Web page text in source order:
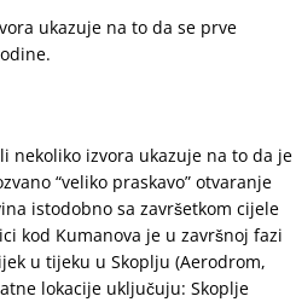
ukazuje na to da se prve
nekoliko izvora ukazuje na to da je
“veliko praskavo” otvaranje
istodobno sa završetkom cijele
kod Kumanova je u završnoj fazi
u tijeku u Skoplju (Aerodrom,
lokacije uključuju: Skoplje